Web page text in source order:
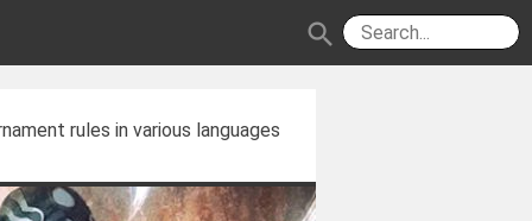
search
rules in various languages